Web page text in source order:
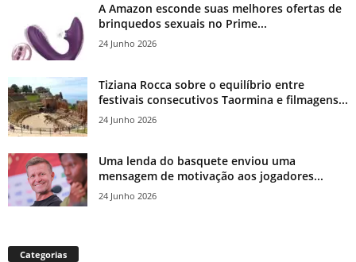
A Amazon esconde suas melhores ofertas de
brinquedos sexuais no Prime...
24 Junho 2026
Tiziana Rocca sobre o equilíbrio entre
festivais consecutivos Taormina e filmagens...
24 Junho 2026
Uma lenda do basquete enviou uma
mensagem de motivação aos jogadores...
24 Junho 2026
Categorias